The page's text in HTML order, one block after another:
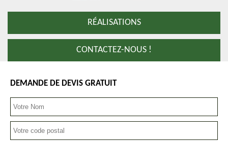
RÉALISATIONS
CONTACTEZ-NOUS !
DEMANDE DE DEVIS GRATUIT